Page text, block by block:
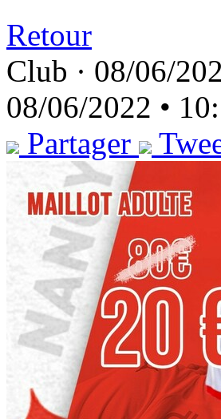
Retour
Club · 08/06/
08/06/2022 •
Partager